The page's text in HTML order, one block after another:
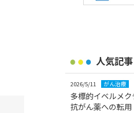
人気記事
2026/5/11 がん治療
多標的イベルメ
抗がん薬への転用